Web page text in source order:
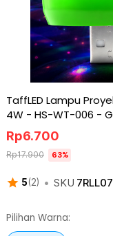
TaffLED Lampu
4W - HS-WT-006 -
5(2) • SKU
Rp6.700
Rp17.900 63%
Pilihan Warna: